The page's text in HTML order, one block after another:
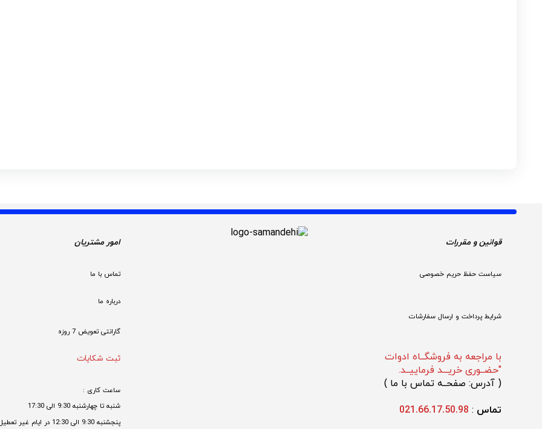
قوانین و مقررات
سیاست حفظ حریم خصوصی
شرایط پرداخت و ارسال سفارشات
با مراجعه به فروشگــاه ادوات
"حضــوری خریـــد فرماییــد.
( آدرس: صفحــه تماس با ما )
تماس :
021.66.17.50.98
امور مشتریان
تماس با ما
درباره ما
گارانتی تعویض 7 روزه
ثبت شکایات
ساعت کاری :
شنبه تا چهارشنبه 9:30 الی 17:30
پنجشنبه 9:30 الی 12:30 در ایام غیر تعطیل